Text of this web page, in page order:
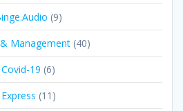
(9)
Management(40)
Covid-19 (6)
Express (11)